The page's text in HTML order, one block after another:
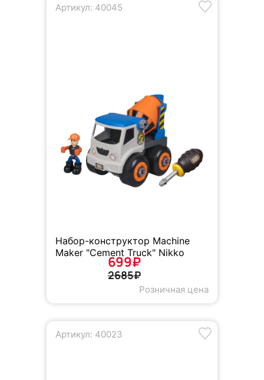
Артикул: 40045
Набор-конструктор Machine
Maker "Cement Truck" Nikko
699₽
2685₽
Розничная цена
Артикул: 40023